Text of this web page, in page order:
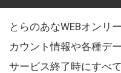
とらのあなWEBオンリ
カウント情報や各種デ
サービス終了時にすべ